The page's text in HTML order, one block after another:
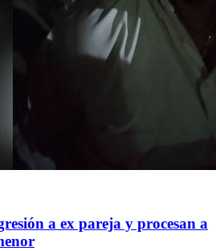
a ex pareja y procesan a